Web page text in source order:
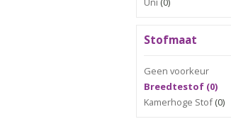
Stofmaat
Geen voorkeur
Breedtestof (0)
Kamerhoge Stof(0)